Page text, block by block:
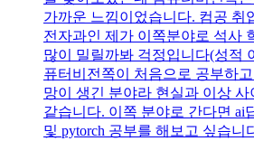
가까운 느낌이었습니다. 컴공 취
전자과인 제가 이쪽분야로 석사
많이 밀릴까봐 걱정입니다(성적
퓨터비전쪽이 처음으로 공부하
망이 생긴 분야라 현실과 이상
같습니다. 이쪽 분야로 간다면 ai
및 pytorch 공부를 해보고 싶습니